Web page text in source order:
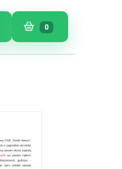
0